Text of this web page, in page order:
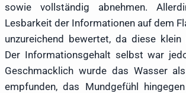
sowie vollständig abnehmen.
Lesbarkeit der Informationen auf dem
unzureichend bewertet, da diese klein
Der Informationsgehalt selbst war
Geschmacklich wurde das Wasser
empfunden, das Mundgefühl